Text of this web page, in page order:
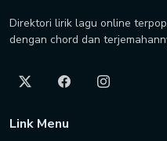
Direktori lirik lagu online
dengan chord dan
Link Menu